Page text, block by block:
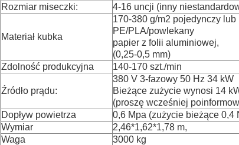
Rozmiar miseczki:
4-16 uncji (inny
Materiał kubka
170-380 g/m2 pojedynczy
PE/PLA/powlekany
papier z folii aluminiowej,
(0,25-0,5 mm)
Zdolność produkcyjna
140-170 szt./min
Źródło prądu:
380 V 3-fazowy 50 Hz 34 kW
Bieżące zużycie wynosi 14
(proszę wcześniej
Dopływ powietrza
0,6 Mpa (zużycie bieżące 0,4
Wymiar
2,46*1,62*1,78 m,
Waga
3000 kg